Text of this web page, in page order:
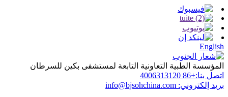
English
المؤسسة الطبية التعاونية التابعة لمستشفى بكين للسرطان
اتصل بنا:+86 4006313120
بريد إلكتروني: